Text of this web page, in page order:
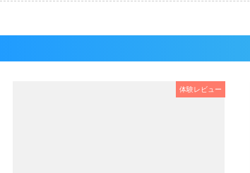
体験レビュー